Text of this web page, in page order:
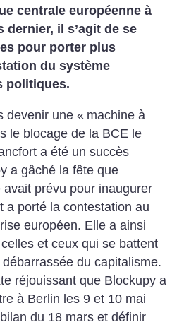
centrale européenne à
dernier, il s’agit de se
pour porter plus
du système
politiques.
devenir une « machine à
le blocage de la BCE le
a été un succès
a gâché la fête que
avait prévu pour inaugurer
a porté la contestation au
européen. Elle a ainsi
et ceux qui se battent
du capitalisme.
réjouissant que Blockupy a
à Berlin les 9 et 10 mai
du 18 mars et définir